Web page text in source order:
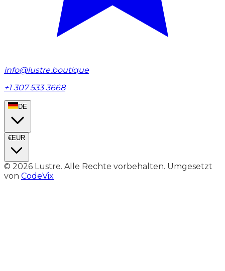
info@lustre.boutique
+1 307 533 3668
DE
€EUR
© 2026 Lustre. Alle Rechte vorbehalten. Umgesetzt
von CodeVix